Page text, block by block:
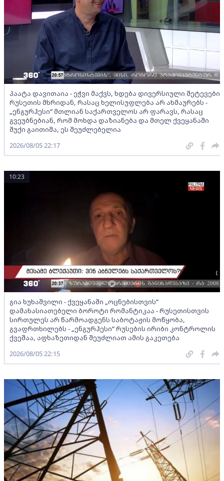
პაატა დავითაია - ეჭვი მაქვს, ხდება დივერსიული შეტევები
რუსეთის მხრიდან, რასაც ხელისუფლება არ ახმაურებს -
„ენგურჰესი“ მთლიან საქართველოს არ ფარავს, რასაც
გვეუბნებიან, რომ მოხდა დაზიანება და მთელ ქვეყანაში
შუქი გაითიშა, ეს შეუძლებელია
2026/08/05 22:17
გია ხუხაშვილი - ქვეყანაში „ოცნებისთვის“
დამახასიათებელი ბოროტი რომანტიკაა - რუსეთისთვის
სირთულეს არ წარმოადგენს საბოტაჟის მოწყობა,
გვაფრთხილებს - „ენგურჰესი“ რუსების ირიბი კონტროლის
ქვეშაა, აფხაზეთიდან შეუძლიათ ამის გაკეთება
10:23
2026/08/05 22:15